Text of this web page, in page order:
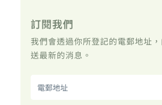
訂閱我們
我們會透過你所登記的電郵地址
送最新的消息。